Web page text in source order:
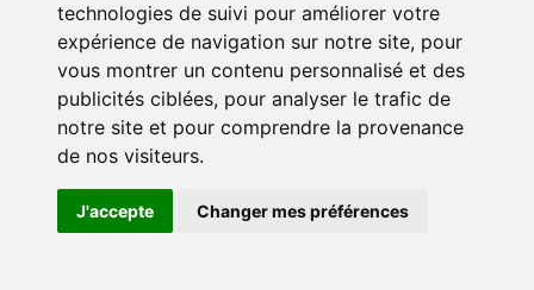
technologies de suivi pour améliorer votre
expérience de navigation sur notre site, pour
vous montrer un contenu personnalisé et des
publicités ciblées, pour analyser le trafic de
notre site et pour comprendre la provenance
de nos visiteurs.
J'accepte Changer mes préférences
Fiesta'deuche berry Touraine
Divertissement
M.Christian LAFAYE
8 Chemin de la Brande - 36100 Sainte-Fauste
02 54 26 93 21